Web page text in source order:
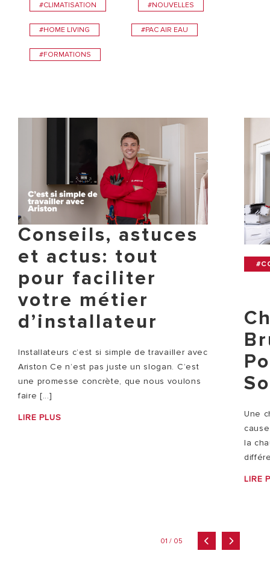
#CLIMATISATION #NOUVELLES
#HOME LIVING #PAC AIR EAU
#FORMATIONS
Conseils, astuces
et actus: tout
pour faciliter
votre métier
d’installateur
Installateurs c’est si simple de travailler avec
Ariston Ce n’est pas juste un slogan. C’est
une promesse concrète, que nous voulons
faire [...]
LIRE PLUS
Une
la
LIRE
01 / 05